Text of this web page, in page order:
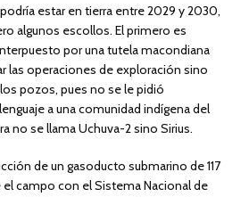
estar en tierra entre 2029 y 2030,
algunos escollos. El primero es
por una tutela macondiana
las operaciones de exploración sino
pozos, pues no se le pidió
a una comunidad indígena del
no se llama Uchuva-2 sino Sirius.
de un gasoducto submarino de 117
campo con el Sistema Nacional de